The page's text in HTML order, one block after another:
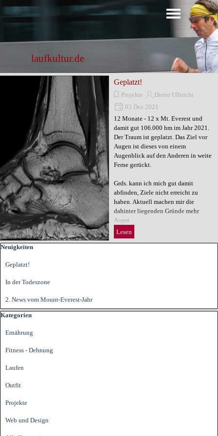
Direkt zum Seiteninhalt Menü überspringen
laufkultur.de
Geplatzt!
Projekte
Dieter Ulbricht
03 Dez 2021
12 Monate - 12 x Mt. Everest und
damit gut 106.000 hm im Jahr 2021.
Der Traum ist geplatzt. Das Ziel vor
Augen ist dieses von einem
Augenblick auf den Anderen in weite
Ferne gerückt.
Grds. kann ich mich gut damit
abfinden, Ziele nicht erreicht zu
haben. Aktuell machen mir die
dahinter liegenden Gründe mehr
Angst.
Lesen
Block überspringen Neuigkeiten
Neuigkeiten
Geplatzt!
In der Todeszone
2. News vom Mount-Everest-Jahr
Block überspringen Kategorien
Kategorien
Ernährung
Fitness - Dehnung
Laufen
Outfit
Projekte
Web und Design